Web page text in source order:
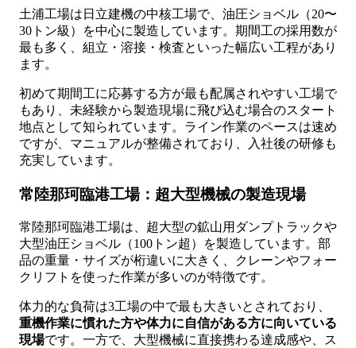
土浦工場は日立建機の中核工場で、油圧ショベル（20〜
30トン級）を中心に製造しています。期間工の採用数が
最も多く、組立・溶接・検査といった幅広い工程があり
ます。
初めて期間工に応募する方が最も配属されやすい工場で
もあり、未経験から製造現場に飛び込む場合のスタート
地点として知られています。ライン作業のペースは速め
ですが、マニュアルが整備されており、入社後の研修も
充実しています。
常陸那珂臨港工場：超大型機械の製造現場
常陸那珂臨港工場は、超大型の鉱山用ダンプトラックや
大型油圧ショベル（100トン超）を製造しています。部
品の重量・サイズが桁違いに大きく、クレーンやフォー
クリフトを使った作業が多いのが特徴です。
体力的な負荷は3工場の中で最も大きいとされており、
重機作業に慣れた方や体力に自信がある方に向いている
現場です。一方で、大型機械に直接携わる達成感や、ス